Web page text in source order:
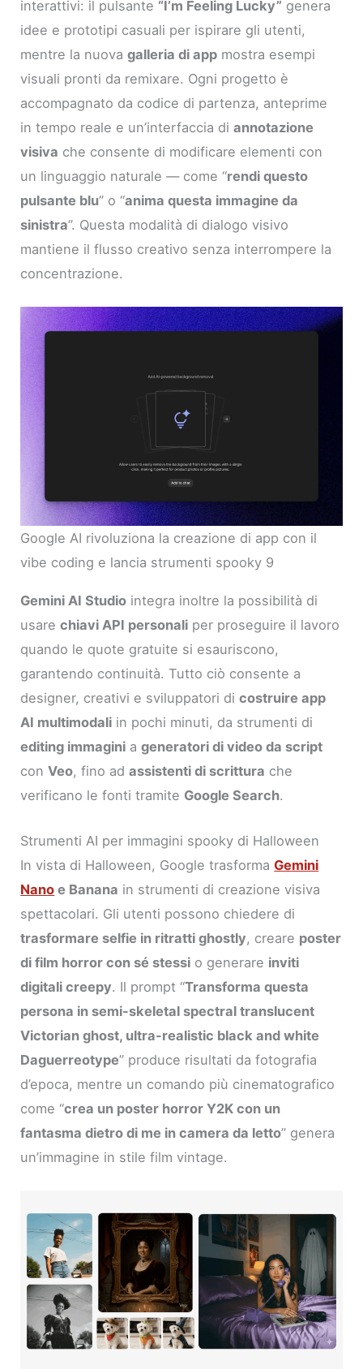
interattivi: il pulsante “I’m Feeling Lucky” genera
idee e prototipi casuali per ispirare gli utenti,
mentre la nuovagalleria di app mostra esempi
visuali pronti da remixare. Ogni progetto è
accompagnato da codice di partenza, anteprime
in tempo reale e un’interfaccia diannotazione
visiva che consente di modificare elementi con
un linguaggio naturale — come “rendi questo
pulsante blu” o “anima questa immagine da
sinistra”. Questa modalità di dialogo visivo
mantiene il flusso creativo senza interrompere la
concentrazione.
Google AI rivoluziona la creazione di app con il
vibe coding e lancia strumenti spooky 9
Gemini AI Studio integra inoltre la possibilità di
usarechiavi API personali per proseguire il lavoro
quando le quote gratuite si esauriscono,
garantendo continuità. Tutto ciò consente a
designer, creativi e sviluppatori dicostruire app
AI multimodali in pochi minuti, da strumenti di
editing immagini ageneratori di video da script
conVeo, fino adassistenti di scrittura che
verificano le fonti tramite Google Search.
Strumenti AI per immagini spooky di Halloween
In vista di Halloween, Google trasformaGemini
Nano e Banana in strumenti di creazione visiva
spettacolari. Gli utenti possono chiedere di
trasformare selfie in ritratti ghostly, creare poster
di film horror con sé stessi o generare inviti
digitali creepy. Il prompt “Transforma questa
persona in semi-skeletal spectral translucent
Victorian ghost, ultra-realistic black and white
Daguerreotype” produce risultati da fotografia
d’epoca, mentre un comando più cinematografico
come “crea un poster horror Y2K con un
fantasma dietro di me in camera da letto” genera
un’immagine in stile film vintage.